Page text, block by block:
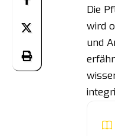
Die
wird
und